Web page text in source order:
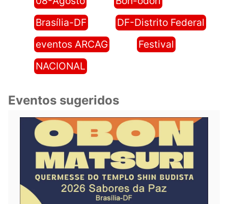
Brasília-DF
DF-Distrito Federal
eventos ARCAG
Festival
NACIONAL
Eventos sugeridos